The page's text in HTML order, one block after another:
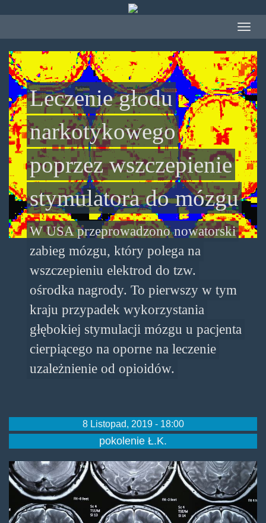
treści
Toggle
Leczenie głodu
narkotykowego
poprzez wszczepienie
stymulatora do mózgu
W USA przeprowadzono nowatorski
zabieg mózgu, który polega na
wszczepieniu elektrod do tzw.
ośrodka nagrody. To pierwszy w tym
kraju przypadek wykorzystania
głębokiej stymulacji mózgu u pacjenta
cierpiącego na oporne na leczenie
uzależnienie od opioidów.
8 Listopad, 2019 - 18:00
pokolenie Ł.K.
z16973492ihleczenie-
glodu-
narkotykowego-